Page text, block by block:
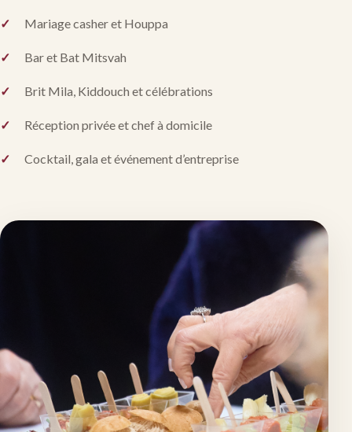
Mariage casher et Houppa
Bar et Bat Mitsvah
Brit Mila, Kiddouch et célébrations
Réception privée et chef à domicile
Cocktail, gala et événement d’entreprise